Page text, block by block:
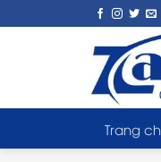
to
Trang